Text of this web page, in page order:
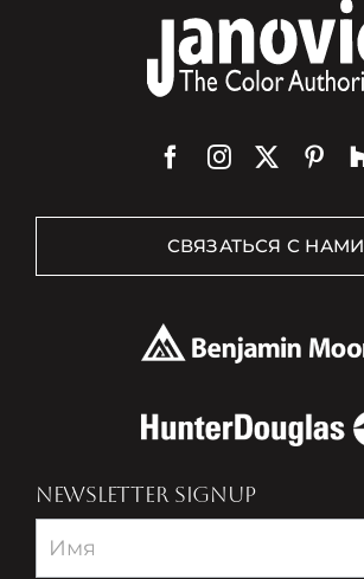
СВЯЗАТЬСЯ С НАМИ
NEWSLETTER SIGNUP
Newsletter